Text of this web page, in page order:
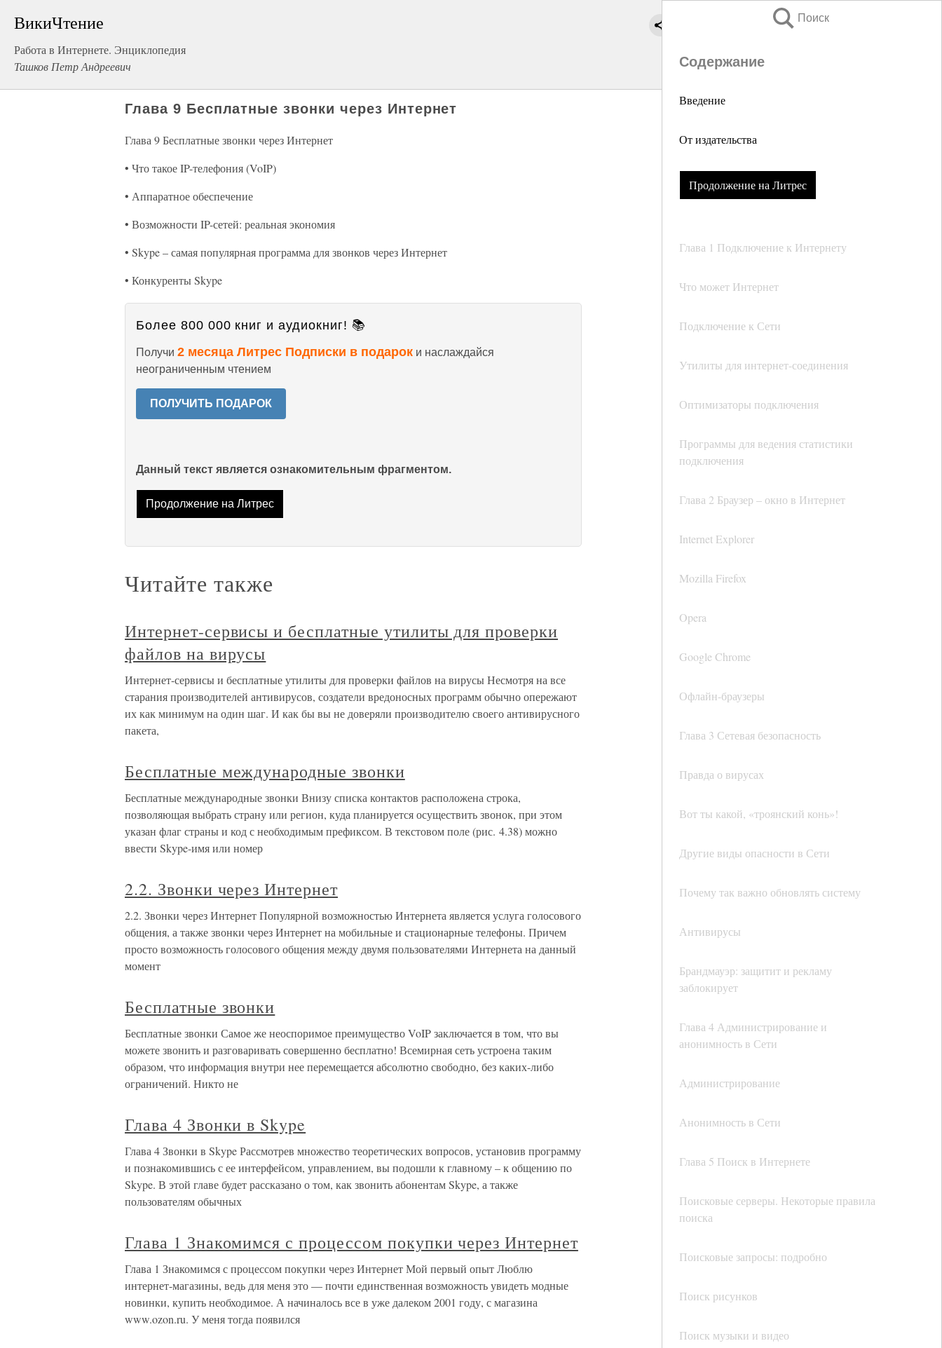
ВикиЧтение
Работа в Интернете. Энциклопедия
Ташков Петр Андреевич
Поиск
Содержание
Введение
От издательства
Продолжение на Литрес
Глава 1 Подключение к Интернету
Что может Интернет
Подключение к Сети
Утилиты для интернет-соединения
Оптимизаторы подключения
Программы для ведения статистики
подключения
Глава 2 Браузер – окно в Интернет
Internet Explorer
Mozilla Firefox
Opera
Google Chrome
Офлайн-браузеры
Глава 3 Сетевая безопасность
Правда о вирусах
Вот ты какой, «троянский конь»!
Другие виды опасности в Сети
Почему так важно обновлять систему
Антивирусы
Брандмауэр: защитит и рекламу
заблокирует
Глава 4 Администрирование и
анонимность в Сети
Администрирование
Анонимность в Сети
Глава 5 Поиск в Интернете
Поисковые серверы. Некоторые правила
поиска
Поисковые запросы: подробно
Поиск рисунков
Поиск музыки и видео
Глава 9 Бесплатные звонки через Интернет
Глава 9 Бесплатные звонки через Интернет
• Что такое IP-телефония (VoIP)
• Аппаратное обеспечение
• Возможности IP-сетей: реальная экономия
• Skype – самая популярная программа для звонков через Интернет
• Конкуренты Skype
Более 800 000 книг и аудиокниг! 📚
Получи 2 месяца Литрес Подписки в подарок и наслаждайся
неограниченным чтением
ПОЛУЧИТЬ ПОДАРОК
Данный текст является ознакомительным фрагментом.
Продолжение на Литрес
Читайте также
Интернет-сервисы и бесплатные утилиты для проверки
файлов на вирусы
Интернет-сервисы и бесплатные утилиты для проверки файлов на вирусы Несмотря на все
старания производителей антивирусов, создатели вредоносных программ обычно опережают
их как минимум на один шаг. И как бы вы не доверяли производителю своего антивирусного
пакета,
Бесплатные международные звонки
Бесплатные международные звонки Внизу списка контактов расположена строка,
позволяющая выбрать страну или регион, куда планируется осуществить звонок, при этом
указан флаг страны и код с необходимым префиксом. В текстовом поле (рис. 4.38) можно
ввести Skype-имя или номер
2.2. Звонки через Интернет
2.2. Звонки через Интернет Популярной возможностью Интернета является услуга голосового
общения, а также звонки через Интернет на мобильные и стационарные телефоны. Причем
просто возможность голосового общения между двумя пользователями Интернета на данный
момент
Бесплатные звонки
Бесплатные звонки Самое же неоспоримое преимущество VoIP заключается в том, что вы
можете звонить и разговаривать совершенно бесплатно! Всемирная сеть устроена таким
образом, что информация внутри нее перемещается абсолютно свободно, без каких-либо
ограничений. Никто не
Глава 4 Звонки в Skype
Глава 4 Звонки в Skype Рассмотрев множество теоретических вопросов, установив программу
и познакомившись с ее интерфейсом, управлением, вы подошли к главному – к общению по
Skype. В этой главе будет рассказано о том, как звонить абонентам Skype, а также
пользователям обычных
Глава 1 Знакомимся с процессом покупки через Интернет
Глава 1 Знакомимся с процессом покупки через Интернет Мой первый опыт Люблю
интернет-магазины, ведь для меня это — почти единственная возможность увидеть модные
новинки, купить необходимое. А начиналось все в уже далеком 2001 году, с магазина
www.ozon.ru. У меня тогда появился